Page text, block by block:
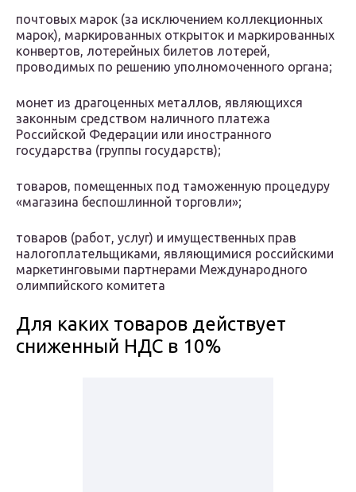
почтовых марок (за исключением коллекционных
марок), маркированных открыток и маркированных
конвертов, лотерейных билетов лотерей,
проводимых по решению уполномоченного органа;
монет из драгоценных металлов, являющихся
законным средством наличного платежа
Российской Федерации или иностранного
государства (группы государств);
товаров, помещенных под таможенную процедуру
«магазина беспошлинной торговли»;
товаров (работ, услуг) и имущественных прав
налогоплательщиками, являющимися российскими
маркетинговыми партнерами Международного
олимпийского комитета
Для каких товаров действует
сниженный НДС в 10%